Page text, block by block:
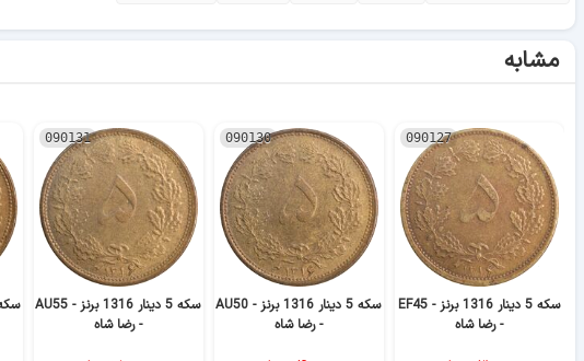
مشابه
090127
سکه 5 دینار 1316 برنز - EF45
- رضا شاه
090130
سکه 5 دینار 1316 برنز - AU50
- رضا شاه
090131
سکه 5 دینار 1316 برنز - AU55
- رضا شاه